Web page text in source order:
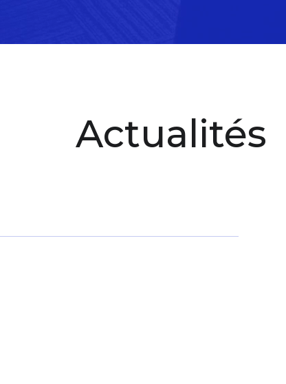
Actualités